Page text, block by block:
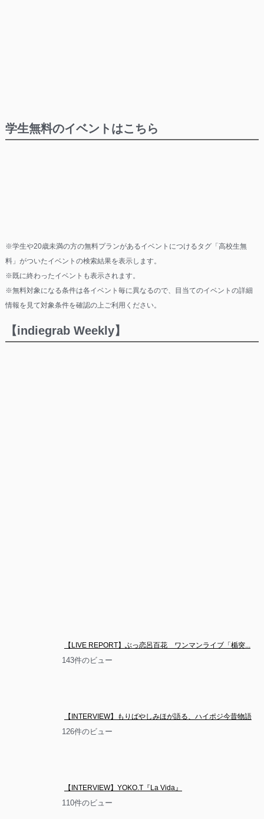
学生無料のイベントはこちら
※学生や20歳未満の方の無料プランがあるイベントにつけるタグ「高校生無
料」がついたイベントの検索結果を表示します。
※既に終わったイベントも表示されます。
※無料対象になる条件は各イベント毎に異なるので、目当てのイベントの詳細
情報を見て対象条件を確認の上ご利用ください。
【indiegrab Weekly】
【LIVE REPORT】ぶっ恋呂百花　ワンマンライブ「楯突...
143件のビュー
【INTERVIEW】もりばやしみほが語る、ハイポジ今昔物語
126件のビュー
【INTERVIEW】YOKO.T『La Vida』
110件のビュー